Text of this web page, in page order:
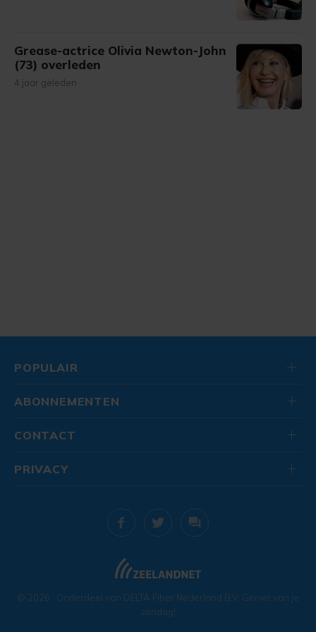
Grease-actrice Olivia Newton-John
(73) overleden
4 jaar geleden
POPULAIR
ABONNEMENTEN
CONTACT
© 2026 . Onderdeel van DELTA Fiber Nederland B.V. Geniet van je
zondag!
PRIVACY